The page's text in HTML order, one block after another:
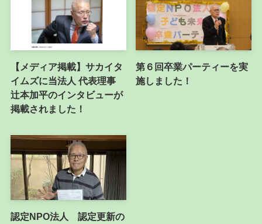
【メディア掲載】サカイタ
イムズに当法人 代表理事
辻本加平のインタビューが
掲載されました！
第６回卒業パーティーを実
施しました！
認定NPO法人 認定更新の